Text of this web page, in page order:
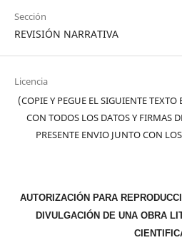
Sección
REVISIÓN NARRATIVA
Licencia
(COPIE Y PEGUE EL SIGUIENTE
CON TODOS LOS DATOS Y FIRMAS
PRESENTE ENVIO JUNTO CON
AUTORIZACIÓN PARA
DIVULGACIÓN DE UNA OBRA